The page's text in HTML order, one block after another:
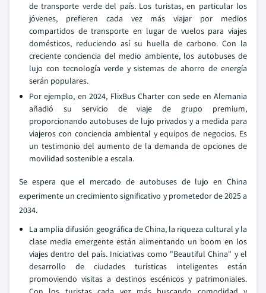
de transporte verde del país. Los turistas, en particular los
jóvenes, prefieren cada vez más viajar por medios
compartidos de transporte en lugar de vuelos para viajes
domésticos, reduciendo así su huella de carbono. Con la
creciente conciencia del medio ambiente, los autobuses de
lujo con tecnología verde y sistemas de ahorro de energía
serán populares.
Por ejemplo, en 2024, FlixBus Charter con sede en Alemania
añadió su servicio de viaje de grupo premium,
proporcionando autobuses de lujo privados y a medida para
viajeros con conciencia ambiental y equipos de negocios. Es
un testimonio del aumento de la demanda de opciones de
movilidad sostenible a escala.
Se espera que el mercado de autobuses de lujo en China
experimente un crecimiento significativo y prometedor de 2025 a
2034.
La amplia difusión geográfica de China, la riqueza cultural y la
clase media emergente están alimentando un boom en los
viajes dentro del país. Iniciativas como "Beautiful China" y el
desarrollo de ciudades turísticas inteligentes están
promoviendo visitas a destinos escénicos y patrimoniales.